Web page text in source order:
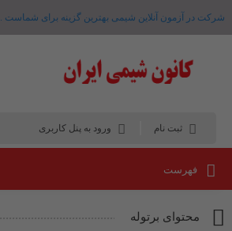
شرکت در آزمون آنلاین شیمی بهترین گزینه برای شماست .
ثبت نام ورود به پنل کاربری
فهرست
محتوای برتوله